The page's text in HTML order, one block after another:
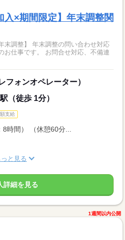
入×期間限定】年末調整関
末調整】 年末調整の問い合わせ対応
問合せ対応、不備連
フォンオペレーター）
（徒歩 1分）
支給
時間） （休憩60分...
っと見る
詳細を見る
1週間以内公開